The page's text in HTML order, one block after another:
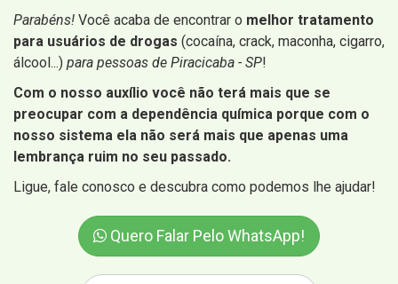
Parabéns! Você acaba de encontrar o melhor tratamento
para usuários de drogas (cocaína, crack, maconha, cigarro,
álcool...) para pessoas de Piracicaba - SP!
Com o nosso auxílio você não terá mais que se
preocupar com a dependência química porque com o
nosso sistema ela não será mais que apenas uma
lembrança ruim no seu passado.
Ligue, fale conosco e descubra como podemos lhe ajudar!
Quero Falar Pelo WhatsApp!